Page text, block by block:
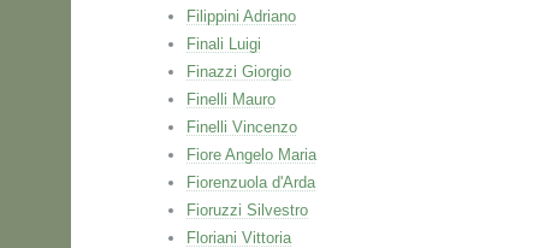
Filippini Adriano
Finali Luigi
Finazzi Giorgio
Finelli Mauro
Finelli Vincenzo
Fiore Angelo Maria
Fiorenzuola d'Arda
Fioruzzi Silvestro
Floriani Vittoria